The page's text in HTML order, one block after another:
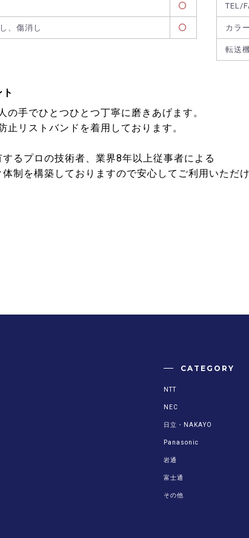
、傷消し
TEL/
カラ
転送
の手でひとつひとつ丁寧に磨きあげます。
止リストバンドを着用しております。
るプロの技術者、業界8年以上従事者による
制を構築しておりますので安心してご利用いただけ
CATEGORY
NTT
NEC
日立・NAKAYO
Panasonic
岩通
富士通
その他